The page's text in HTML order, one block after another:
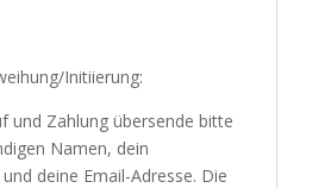
Initiierung:
und Zahlung übersende bitte
Namen, dein
deine Email-Adresse. Die